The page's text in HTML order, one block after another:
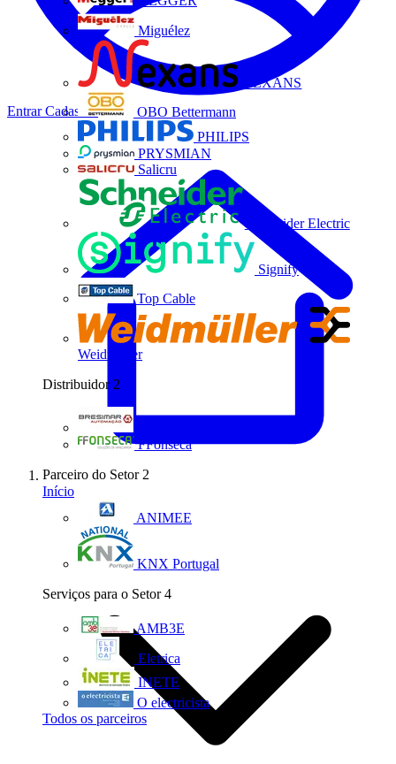
Miguélez
NEXANS
OBO Bettermann
PHILIPS
PRYSMIAN
Salicru
Schneider Electric
Signify
Top Cable
Weidmüller
Distribuidor 2
FFonseca
Parceiro do Setor 2
ANIMEE
KNX Portugal
Serviços para o Setor 4
AMB3E
Eletrica
INETE
O electricista
Todos os parceiros
EntrarCadastrar
Início